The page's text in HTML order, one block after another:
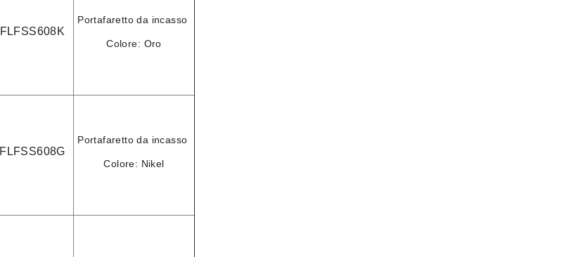
FLFSS608K
Portafaretto da incasso
Colore: Oro
FLFSS608G
Portafaretto da incasso
Colore: Nikel